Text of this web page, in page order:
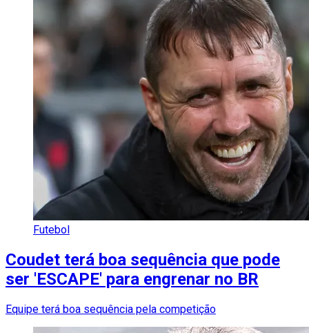
Futebol
Coudet terá boa sequência que pode
ser 'ESCAPE' para engrenar no BR
Equipe terá boa sequência pela competição